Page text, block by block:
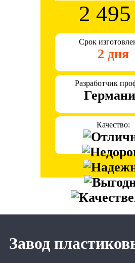
2 495
Срок
2 дня
Разработчик
Качество:
Завод